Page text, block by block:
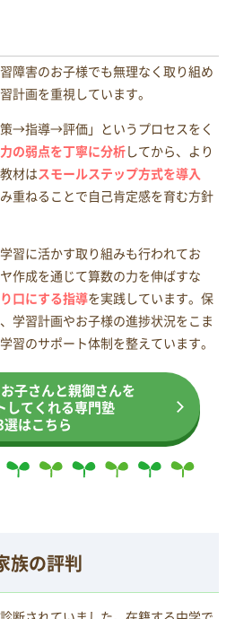
障害のお子様でも無理なく取り組め
計画を重視しています。
→指導→評価」というプロセスをく
の弱点を丁寧に分析してから、より
材はスモールステップ方式を導入
重ねることで自己肯定感を育む方針
習に活かす取り組みも行われてお
作成を通じて算数の力を伸ばすな
口にする指導を実践しています。保
学習計画やお子様の進捗状況をこま
習のサポート体制を整えています。
子さんと親御さんを
してくれる専門塾
選はこちら
族の評判